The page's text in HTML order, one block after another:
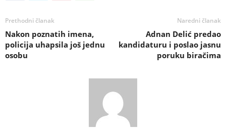
Prethodni članak
Nakon poznatih imena,
policija uhapsila još jednu
osobu
Naredni članak
Adnan Delić predao
kandidaturu i poslao jasnu
poruku biračima